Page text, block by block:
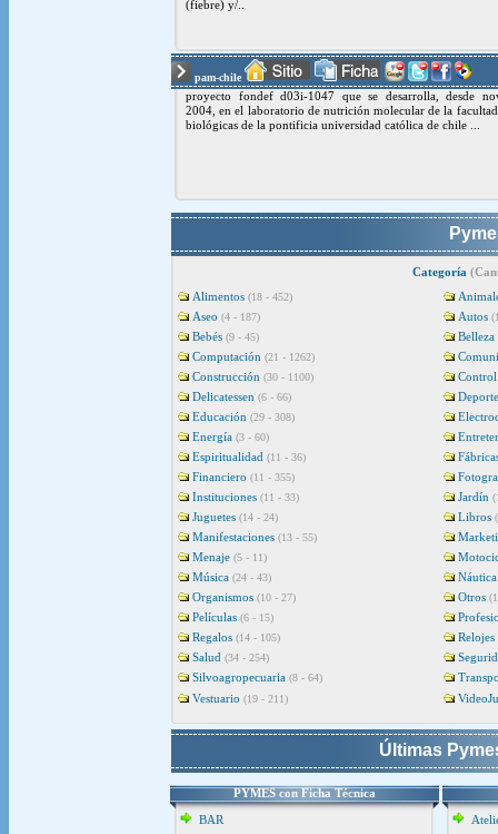
(fiebre) y/..
pam-chile
proyecto fondef d03i-1047 que se desarrolla, desde
2004, en el laboratorio de nutrición molecular de la facultad
biológicas de la pontificia universidad católica de chile ...
Categoría
Alimentos (18 - 452)
Aseo (4 - 187) Autos
Bebés (9 - 45)
Belleza
Computación (21 - 1262)
Construcción (30 - 1100)
Delicatessen (6 - 66)
Educación (29 - 308)
Energía (3 - 60)
Espiritualidad (11 - 36)
Financiero (11 - 355)
Instituciones (11 - 33) Jardín
Juguetes (14 - 24) Libros
Manifestaciones (13 - 55)
Menaje (5 - 11)
Música (24 - 43)
Náutica
Organismos (10 - 27) Otros
Películas (6 - 15)
Regalos (14 - 105)
Relojes
Salud (34 - 254)
Silvoagropecuaria (8 - 64)
Vestuario (19 - 211)
Últimas
PYMES con Ficha Técnica
BAR